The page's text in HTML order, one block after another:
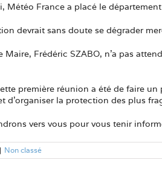
Météo France a placé le
devrait sans doute se dégrader
Maire, Frédéric SZABO, n’a pas
première réunion a été de faire
d’organiser la protection des plus
vers vous pour vous tenir
| Non classé